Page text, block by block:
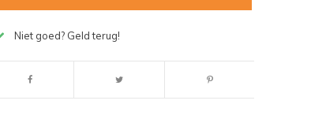
Niet goed? Geld terug!